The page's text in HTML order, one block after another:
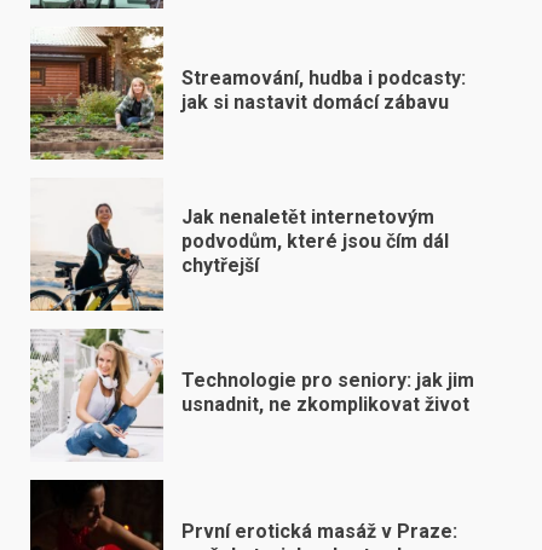
Streamování, hudba i podcasty:
jak si nastavit domácí zábavu
Jak nenaletět internetovým
podvodům, které jsou čím dál
chytřejší
Technologie pro seniory: jak jim
usnadnit, ne zkomplikovat život
První erotická masáž v Praze: